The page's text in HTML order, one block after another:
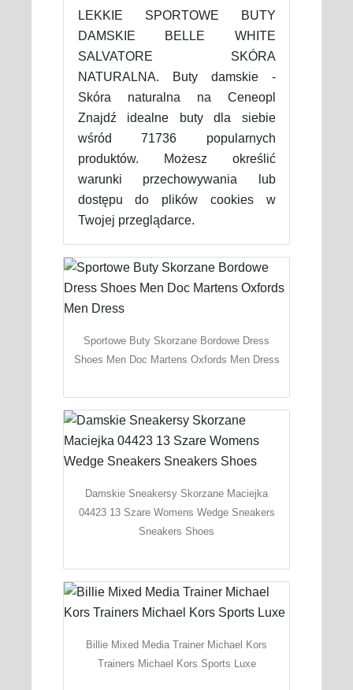
LEKKIE SPORTOWE BUTY
DAMSKIE BELLE WHITE
SALVATORE SKÓRA
NATURALNA. Buty damskie -
Skóra naturalna na Ceneopl
Znajdź idealne buty dla siebie
wśród 71736 popularnych
produktów. Możesz określić
warunki przechowywania lub
dostępu do plików cookies w
Twojej przeglądarce.
Sportowe Buty Skorzane Bordowe Dress
Shoes Men Doc Martens Oxfords Men Dress
Damskie Sneakersy Skorzane Maciejka
04423 13 Szare Womens Wedge Sneakers
Sneakers Shoes
Billie Mixed Media Trainer Michael Kors
Trainers Michael Kors Sports Luxe